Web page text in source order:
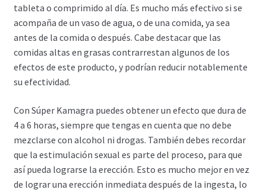
tableta o comprimido al día. Es mucho más efectivo si se
acompaña de un vaso de agua, o de una comida, ya sea
antes de la comida o después. Cabe destacar que las
comidas altas en grasas contrarrestan algunos de los
efectos de este producto, y podrían reducir notablemente
su efectividad.
Con Súper Kamagra puedes obtener un efecto que dura de
4 a 6 horas, siempre que tengas en cuenta que no debe
mezclarse con alcohol ni drogas. También debes recordar
que la estimulación sexual es parte del proceso, para que
así pueda lograrse la erección. Esto es mucho mejor en vez
de lograr una erección inmediata después de la ingesta, lo